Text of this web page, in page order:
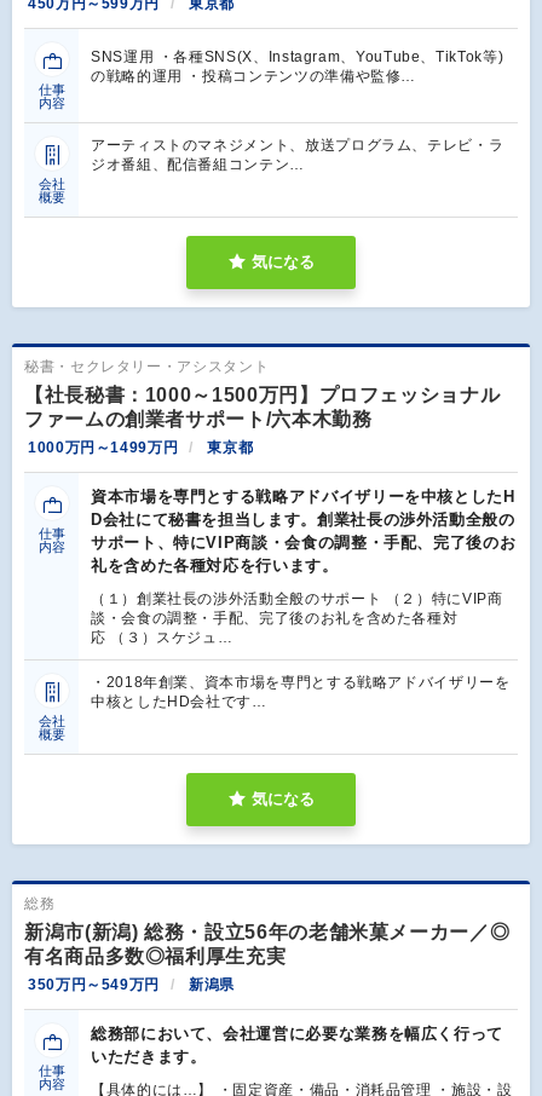
仕事
内容
SNS運用 ・各種SNS(X、Instagram、YouTube、TikTok等)
の戦略的運用 ・投稿コンテンツの準備や監修…
会社
概要
アーティストのマネジメント、放送プログラム、テレビ・ラ
ジオ番組、配信番組コンテン…
気になる
秘書・セクレタリー・アシスタント
【社長秘書：1000～1500万円】プロフェッショナル
ファームの創業者サポート/六本木勤務
1000万円～1499万円 東京都
仕事
内容
資本市場を専門とする戦略アドバイザリーを中核としたH
D会社にて秘書を担当します。創業社長の渉外活動全般の
サポート、特にVIP商談・会食の調整・手配、完了後のお
礼を含めた各種対応を行います。
（１）創業社長の渉外活動全般のサポート （２）特にVIP商
談・会食の調整・手配、完了後のお礼を含めた各種対
応 （３）スケジュ…
会社
概要
・2018年創業、資本市場を専門とする戦略アドバイザリーを
中核としたHD会社です…
気になる
総務
新潟市(新潟) 総務・設立56年の老舗米菓メーカー／◎
有名商品多数◎福利厚生充実
350万円～549万円 新潟県
仕事
内容
総務部において、会社運営に必要な業務を幅広く行って
いただきます。
【具体的には…】 ・固定資産・備品・消耗品管理 ・施設・設